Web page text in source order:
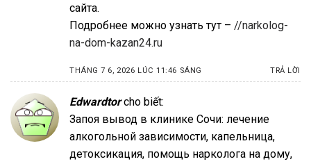
сайта.
Подробнее можно узнать тут – //narkolog-
na-dom-kazan24.ru
THÁNG 7 6, 2026 LÚC 11:46 SÁNG TRẢ LỜI
Edwardtor cho biết:
Запоя вывод в клинике Сочи: лечение
алкогольной зависимости, капельница,
детоксикация, помощь нарколога на дому,